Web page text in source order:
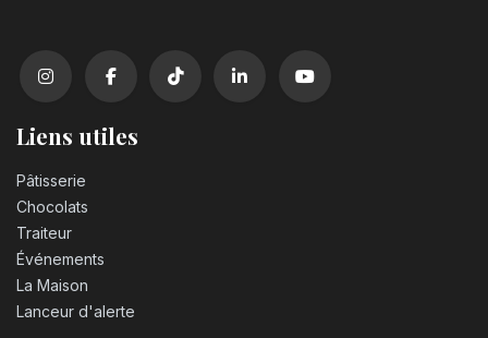
Liens utiles
Pâtisserie
Chocolats
Traiteur
Événements
La Maison
Lanceur d'alerte